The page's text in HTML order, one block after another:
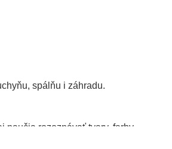
spálňu i záhradu.
naučia rozoznávať tvary, farby